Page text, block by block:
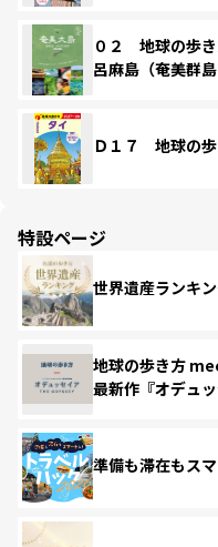
０２ 地球の歩
呂麻島（奄美群
Ｄ１７ 地球の
特設ページ
世界遺産ランキ
地球の歩き方
最新作『オデュッ
準備も滞在もス